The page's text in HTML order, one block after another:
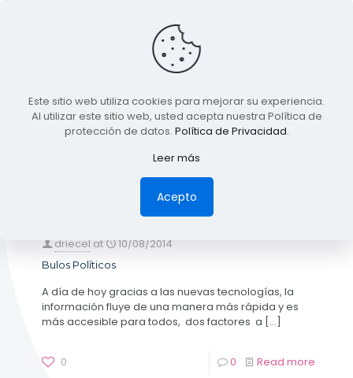
BLOG
TODA LA INFORMACIÓN
Tags Authors
driecel at 10/08/2014
Bulos Políticos
A día de hoy gracias a las nuevas tecnologías, la
información fluye de una manera más rápida y es
más accesible para todos, dos factores a […]
0 0 Read more
Este sitio web utiliza cookies para mejorar su experiencia.
Al utilizar este sitio web, usted acepta nuestra Política de
protección de datos. Política de Privacidad.
Leer más
Acepto